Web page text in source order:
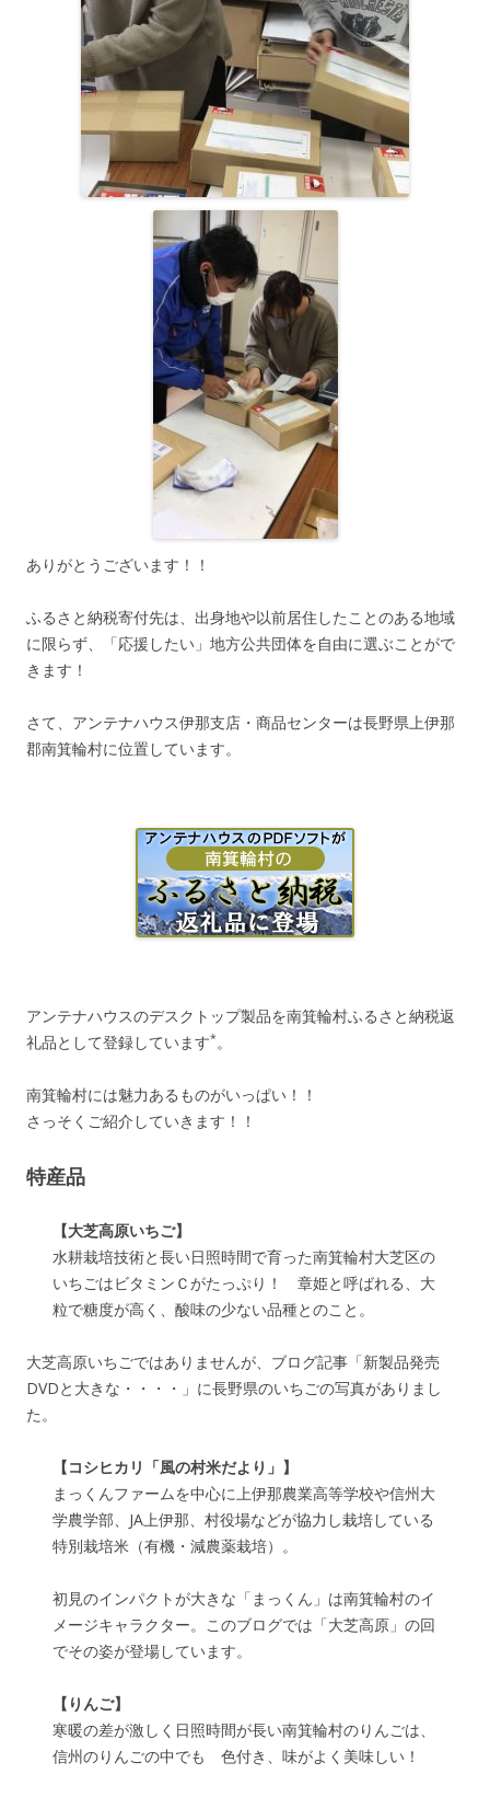
ありがとうございます！！
ふるさと納税寄付先は、出身地や以前居住したことのある地域
に限らず、「応援したい」地方公共団体を自由に選ぶことがで
きます！
さて、アンテナハウス伊那支店・商品センターは長野県上伊那
郡南箕輪村に位置しています。
アンテナハウスのデスクトップ製品を南箕輪村ふるさと納税返
礼品として登録しています*。
南箕輪村には魅力あるものがいっぱい！！
さっそくご紹介していきます！！
特産品
【大芝高原いちご】
水耕栽培技術と長い日照時間で育った南箕輪村大芝区の
いちごはビタミンＣがたっぷり！ 章姫と呼ばれる、大
粒で糖度が高く、酸味の少ない品種とのこと。
大芝高原いちごではありませんが、ブログ記事「新製品発売
DVDと大きな・・・・」に長野県のいちごの写真がありまし
た。
【コシヒカリ「風の村米だより」】
まっくんファームを中心に上伊那農業高等学校や信州大
学農学部、JA上伊那、村役場などが協力し栽培している
特別栽培米（有機・減農薬栽培）。
初見のインパクトが大きな「まっくん」は南箕輪村のイ
メージキャラクター。このブログでは「大芝高原」の回
でその姿が登場しています。
【りんご】
寒暖の差が激しく日照時間が長い南箕輪村のりんごは、
信州のりんごの中でも 色付き、味がよく美味しい！